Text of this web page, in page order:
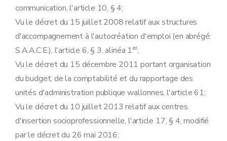
communication, l'article 10, § 4;
Vu le décret du 15 juillet 2008 relatif aux structures
d'accompagnement à l'autocréation d'emploi (en abrégé:
S.A.A.C.E.), l'article 6, § 3, alinéa 1er;
Vu le décret du 15 décembre 2011 portant organisation
du budget, de la comptabilité et du rapportage des
unités d'administration publique wallonnes, l'article 61;
Vu le décret du 10 juillet 2013 relatif aux centres
d'insertion socioprofessionnelle, l'article 17, § 4, modifié
par le décret du 26 mai 2016;